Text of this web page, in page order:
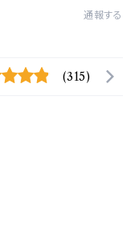
通報する
(315)